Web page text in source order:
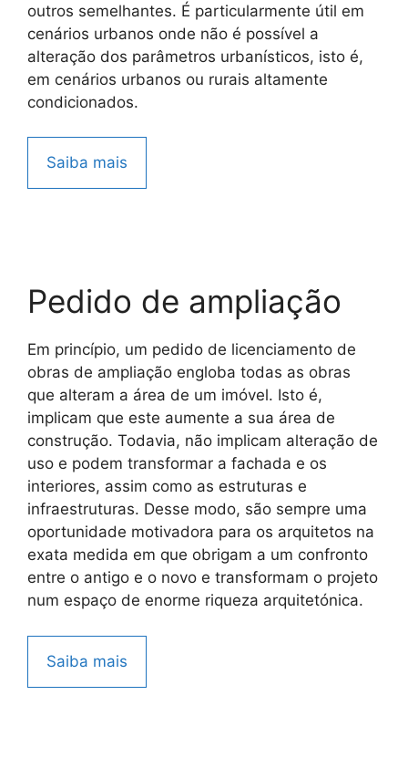
outros semelhantes. É particularmente útil em
cenários urbanos onde não é possível a
alteração dos parâmetros urbanísticos, isto é,
em cenários urbanos ou rurais altamente
condicionados.
Saiba mais
Pedido de ampliação
Em princípio, um pedido de licenciamento de
obras de ampliação engloba todas as obras
que alteram a área de um imóvel. Isto é,
implicam que este aumente a sua área de
construção. Todavia, não implicam alteração de
uso e podem transformar a fachada e os
interiores, assim como as estruturas e
infraestruturas. Desse modo, são sempre uma
oportunidade motivadora para os arquitetos na
exata medida em que obrigam a um confronto
entre o antigo e o novo e transformam o projeto
num espaço de enorme riqueza arquitetónica.
Saiba mais